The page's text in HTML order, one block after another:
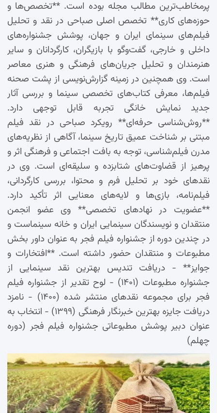
پرمخاطب‌ترین مطالب مجله بوده است. **تخصص‌ها و
حوزه‌های کاری** تخصص اصلی صباحی در نقد و تحلیل
فیلم‌های سینمای ایران و جهان، پوشش جشنواره‌های
داخلی و خارجی، گفت‌وگو با بازیگران، کارگردانان و سایر
هنرمندان و تحلیل جریان‌های فرهنگی و هنری معاصر
است. وی همچنین در زمینه گزارش‌نویسی از پشت صحنه
فیلم‌ها، معرفی کتاب‌های تخصصی سینما و بررسی آثار
جدید نمایش خانگی تجربه قابل توجهی دارد.
**روش‌شناسی حرفه‌ای** رویکرد صباحی در نقد فیلم
مبتنی بر شناخت عمیق تاریخ سینما، آگاهی از نظریه‌های
مدرن فیلم‌شناسی، توجه به بافت اجتماعی و فرهنگی اثر و
پرهیز از قضاوت‌های شتابزده و سلیقه‌ای است. وی در
نقدهای خود بر تحلیل فرم و محتوا، بررسی کارگردانی،
فیلم‌نامه، بازی‌ها و لایه‌های معنایی اثر تأکید دارد.
**عضویت در نهادهای تخصصی** وی عضو انجمن
منتقدان و نویسندگان سینمایی ایران و خانه سینماست و
در چندین دوره از جشنواره فیلم فجر به عنوان داور بخش
مطبوعات و منتقدان حضور داشته است. **افتخارات و
جوایز** - دریافت تندیس بهترین نقد سینمایی از
جشنواره مطبوعات (۱۴۰۱) - لوح تقدیر از جشنواره فیلم
فجر برای مجموعه نقدهای منتشر شده (۱۴۰۰) - نامزد
دریافت جایزه بهترین خبرنگار فرهنگی (۱۳۹۹) - انتخاب به
عنوان دبیر پوشش مطبوعاتی جشنواره فیلم فجر (دوره
چهلم)